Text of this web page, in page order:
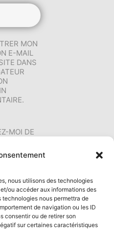
nous utilisons des technologies
ou accéder aux informations des
nous permettra de
de navigation ou les ID
consentir ou de retirer son
sur certaines caractéristiques
MON
E-MAIL
DANS
MOI DE
MOI DE
PAR E-